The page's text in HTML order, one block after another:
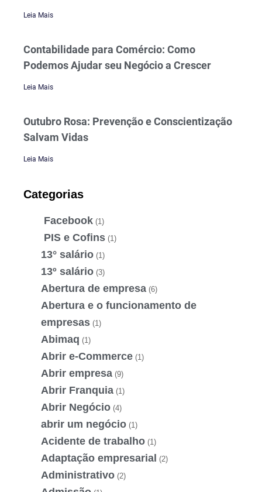
Leia Mais
Contabilidade para Comércio: Como
Podemos Ajudar seu Negócio a Crescer
Leia Mais
Outubro Rosa: Prevenção e Conscientização
Salvam Vidas
Leia Mais
Categorias
Facebook (1)
PIS e Cofins (1)
13° salário (1)
13º salário (3)
Abertura de empresa (6)
Abertura e o funcionamento de
empresas (1)
Abimaq (1)
Abrir e-Commerce (1)
Abrir empresa (9)
Abrir Franquia (1)
Abrir Negócio (4)
abrir um negócio (1)
Acidente de trabalho (1)
Adaptação empresarial (2)
Administrativo (2)